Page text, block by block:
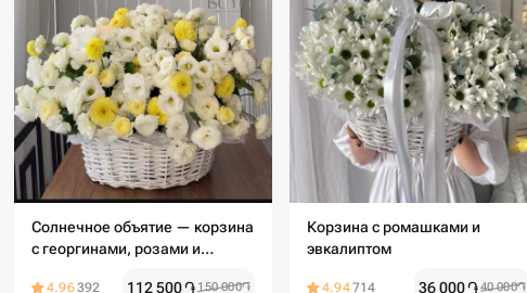
Солнечное объятие — корзина
с георгинами, розами и
4.96392 112 500֏ 150 000֏
Корзина с ромашками и
эвкалиптом
4.94714 36 000֏40 000֏